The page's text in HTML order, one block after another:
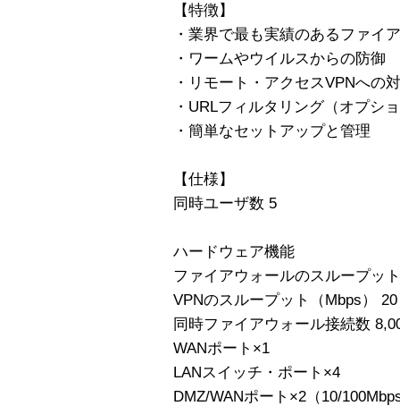
【特徴】
・業界で最も実績のあるファイ
・ワームやウイルスからの防御
・リモート・アクセスVPNへの
・URLフィルタリング（オプシ
・簡単なセットアップと管理
【仕様】
同時ユーザ数 5
ハードウェア機能
ファイアウォールのスループッ
VPNのスループット（Mbps） 20
同時ファイアウォール接続数
WANポート×1
LANスイッチ・ポート×4
DMZ/WANポート×2（10/